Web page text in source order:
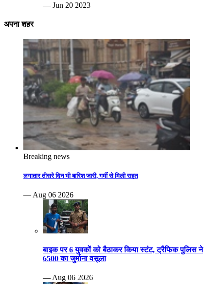
— Jun 20 2023
अपना शहर
Breaking news
लगातार तीसरे दिन भी बारिश जारी, गर्मी से मिली राहत
— Aug 06 2026
बाइक पर 6 युवकों को बैठाकर किया स्टंट, ट्रैफिक पुलिस ने
6500 का जुर्माना वसूला
— Aug 06 2026